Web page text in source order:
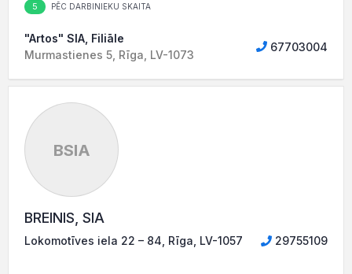
5 PĒC DARBINIEKU SKAITA
"Artos" SIA, Filiāle
Murmastienes 5, Rīga, LV-1073
67703004
BSIA
BREINIS, SIA
Lokomotīves iela 22 – 84, Rīga, LV-1057 29755109